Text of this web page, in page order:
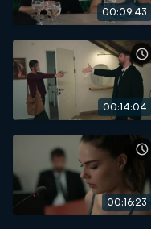
00:09:43
00:14:04
00:16:23